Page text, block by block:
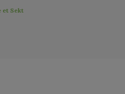
et Sekt